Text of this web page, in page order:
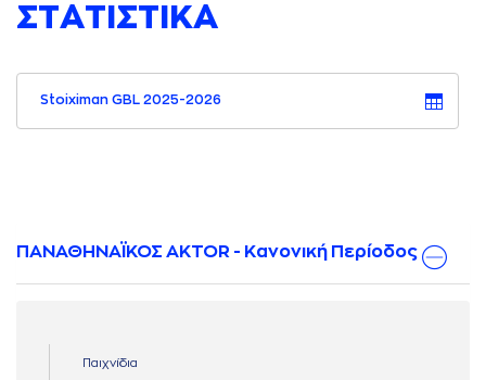
ΣΤAΤΙΣΤΙΚA
Stoiximan GBL 2025-2026
ΠΑΝΑΘΗΝΑΪΚΟΣ AKTOR - Κανονική Περίοδος
Παιχνίδια